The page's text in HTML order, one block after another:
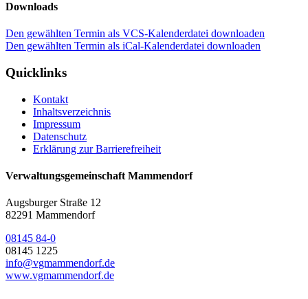
Downloads
Den gewählten Termin als VCS-Kalenderdatei downloaden
Den gewählten Termin als iCal-Kalenderdatei downloaden
Quicklinks
Kontakt
Inhaltsverzeichnis
Impressum
Datenschutz
Erklärung zur Barrierefreiheit
Verwaltungsgemeinschaft Mammendorf
Augsburger Straße 12
82291 Mammendorf
08145 84-0
08145 1225
info@vgmammendorf.de
www.vgmammendorf.de